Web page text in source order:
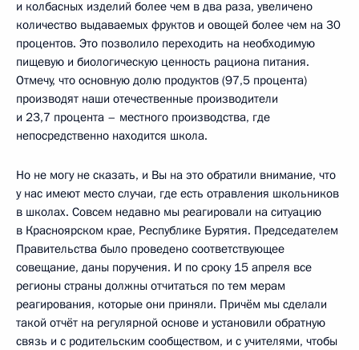
и колбасных изделий более чем в два раза, увеличено
количество выдаваемых фруктов и овощей более чем на 30
процентов. Это позволило переходить на необходимую
пищевую и биологическую ценность рациона питания.
Отмечу, что основную долю продуктов (97,5 процента)
производят наши отечественные производители
и 23,7 процента – местного производства, где
непосредственно находится школа.
Но не могу не сказать, и Вы на это обратили внимание, что
у нас имеют место случаи, где есть отравления школьников
в школах. Совсем недавно мы реагировали на ситуацию
в Красноярском крае, Республике Бурятия. Председателем
Правительства было проведено соответствующее
совещание, даны поручения. И по сроку 15 апреля все
регионы страны должны отчитаться по тем мерам
реагирования, которые они приняли. Причём мы сделали
такой отчёт на регулярной основе и установили обратную
связь и с родительским сообществом, и с учителями, чтобы